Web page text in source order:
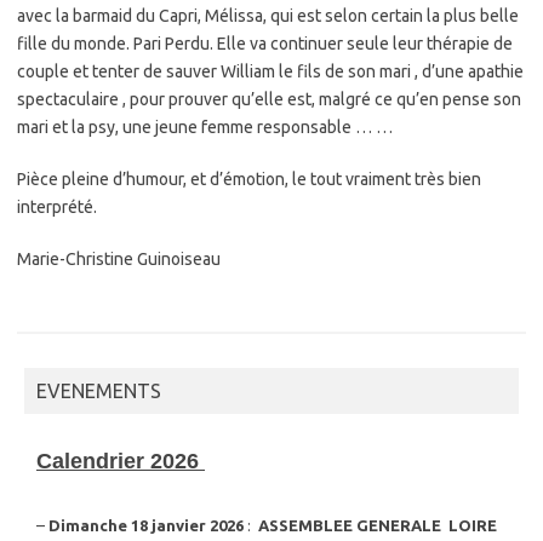
avec la barmaid du Capri, Mélissa, qui est selon certain la plus belle
fille du monde. Pari Perdu. Elle va continuer seule leur thérapie de
couple et tenter de sauver William le fils de son mari , d’une apathie
spectaculaire , pour prouver qu’elle est, malgré ce qu’en pense son
mari et la psy, une jeune femme responsable … …
Pièce pleine d’humour, et d’émotion, le tout vraiment très bien
interprété.
Marie-Christine Guinoiseau
EVENEMENTS
Calendrier 2026
– Dimanche 18 janvier 2026 : ASSEMBLEE GENERALE LOIRE